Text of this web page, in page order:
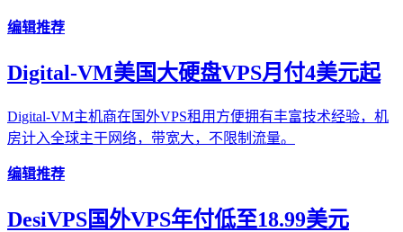
编辑推荐
Digital-VM美国大硬盘VPS月付4美元起
Digital-VM主机商在国外VPS租用方便拥有丰富技术经验，机
房计入全球主干网络，带宽大，不限制流量。
编辑推荐
DesiVPS国外VPS年付低至18.99美元